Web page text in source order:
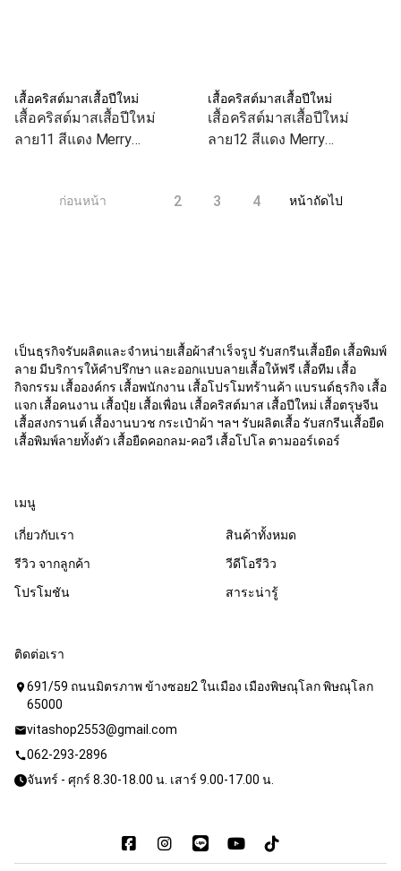
เสื้อคริสต์มาสเสื้อปีใหม่
เสื้อคริสต์มาสเสื้อปีใหม่
ลาย11 สีแดง Merry
เสื้อคริสต์มาสเสื้อปีใหม่
เสื้อคริสต์มาสเสื้อปีใหม่
ลาย12 สีแดง Merry
ก่อนหน้า 2 3 4 หน้าถัดไป
เป็นธุรกิจรับผลิตและจำหน่ายเสื้อผ้าสำเร็จรูป รับสกรีนเสื้อยืด เสื้อพิมพ์
ลาย มีบริการให้คำปรึกษา และออกแบบลายเสื้อให้ฟรี เสื้อทีม เสื้อ
กิจกรรม เสื้อองค์กร เสื้อพนักงาน เสื้อโปรโมทร้านค้า แบรนด์ธุรกิจ เสื้อ
แจก เสื้อคนงาน เสื้อปุ๋ย เสื้อเพื่อน เสื้อคริสต์มาส เสื้อปีใหม่ เสื้อตรุษจีน
เสื้อสงกรานต์ เสื้องานบวช กระเป๋าผ้า ฯลฯ รับผลิตเสื้อ รับสกรีนเสื้อยืด
เสื้อพิมพ์ลายทั้งตัว เสื้อยืดคอกลม-คอวี เสื้อโปโล ตามออร์เดอร์
เมนู
เกี่ยวกับเรา
สินค้าทั้งหมด
รีวิว จากลูกค้า
วีดีโอรีวิว
โปรโมชัน
สาระน่ารู้
ติดต่อเรา
location_on 691/59 ถนนมิตรภาพ ข้างซอย2 ในเมือง เมืองพิษณุโลก พิษณุโลก
65000
mailvitashop2553@gmail.com
call062-293-2896
จันทร์ - ศุกร์ 8.30-18.00 น. เสาร์ 9.00-17.00 น.